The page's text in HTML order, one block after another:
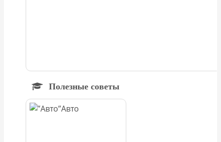
Полезные советы
Авто